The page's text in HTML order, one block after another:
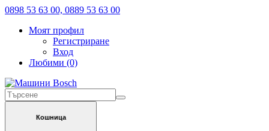
0898 53 63 00, 0889 53 63 00
Моят профил
Регистриране
Вход
Любими (0)
Кошница